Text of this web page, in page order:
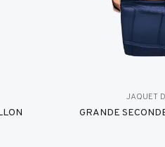
JAQUET
GRANDE